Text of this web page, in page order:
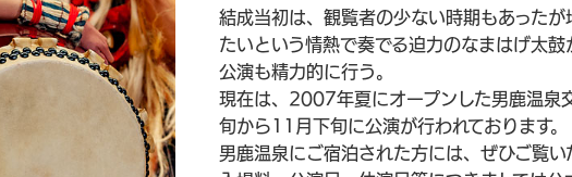
結成当初は、観覧者の少ない時期もあった
たいという情熱で奏でる迫力のなまはげ太
公演も精力的に行う。
現在は、2007年夏にオープンした男鹿温泉
旬から11月下旬に公演が行われております。
男鹿温泉にご宿泊された方には、ぜひご覧